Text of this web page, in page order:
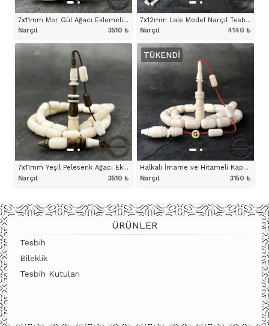
7x11mm Mor Gül Ağacı Eklemeli Halkalı İmame ve Hitameli Narçıl Tesbih
Narçıl
3510 ₺
ÜRÜNÜ İNCELE
7x12mm Lale Model Narçıl Tesbih
Narçıl
4140₺
ÜRÜNÜ İNCELE
7x11mm Yeşil Pelesenk Ağacı Eklemeli Halkalı İmame ve Hitameli Narçıl Tesbih
Narçıl
3510 ₺
ÜRÜNÜ İNCELE
TÜKENDI
Halkalı İmame ve Hitameli Kapsül Model Narçıl Tesbih
Narçıl
3150₺
ÜRÜNÜ İNCELE
ÜRÜNLER
Tesbih
Bileklik
Tesbih Kutuları